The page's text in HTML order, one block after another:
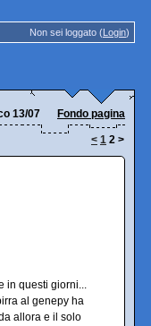
Non sei loggato (Login)
13/07 Fondo pagina
< 1 2 >
in questi giorni...
al genepy ha
allora e il solo